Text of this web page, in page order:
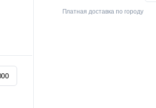
Платная доставка по городу